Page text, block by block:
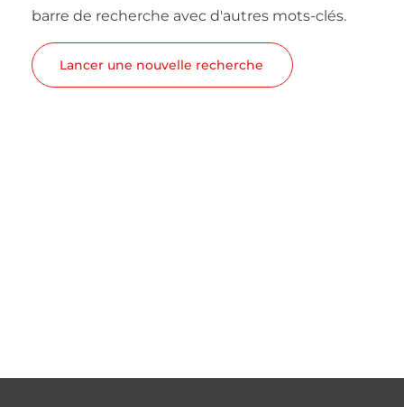
barre de recherche avec d'autres mots-clés.
Lancer une nouvelle recherche